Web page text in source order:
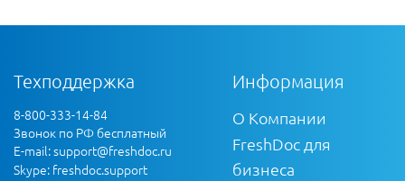
Техподдержка
8-800-333-14-84
Звонок по РФ бесплатный
E-mail:support@freshdoc.ru
Skype: freshdoc.support
Информация
О Компании
FreshDoc для
бизнеса